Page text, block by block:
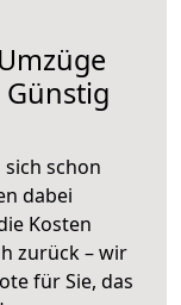
Günstig
schon
dabei
Kosten
zurück – wir
für Sie, das